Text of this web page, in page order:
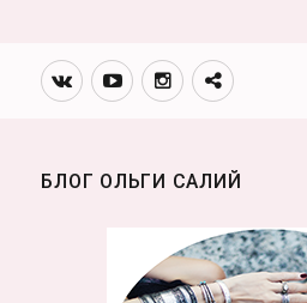
Любые
желания
как
загадывать
Вконтакте
YoutubeИнстаграмм
Телеграм
БЛОГ ОЛЬГИ САЛИЙ